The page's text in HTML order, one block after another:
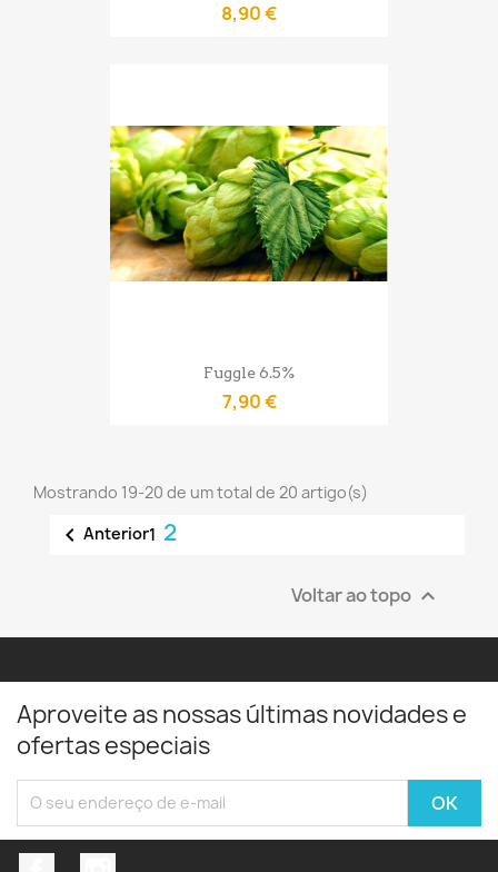
8,90 €
Fuggle 6.5%
7,90 €
Mostrando 19-20 de um total de 20 artigo(s)
 Anterior1 2
Voltar ao topo 
Aproveite as nossas últimas novidades e
ofertas especiais